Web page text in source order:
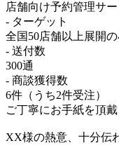
店舗向け予約管理サ
- ターゲット
全国50店舗以上展開
- 送付数
300通
- 商談獲得数
6件（うち2件受注）
ご丁寧にお手紙を頂
XX様の熱意、十分伝